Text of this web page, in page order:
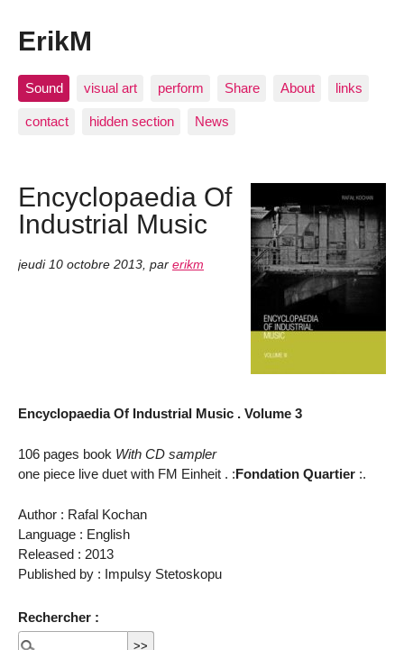
ErikM
Sound visual art perform Share About links
contact hidden section News
Encyclopaedia Of
Industrial Music
jeudi 10 octobre 2013 par erikm
Encyclopaedia Of Industrial Music . Volume 3
106 pages book With CD sampler
one piece live duet with FM Einheit . :Fondation Quartier :.
Author : Rafal Kochan
Language : English
Released : 2013
Published by : Impulsy Stetoskopu
Rechercher :